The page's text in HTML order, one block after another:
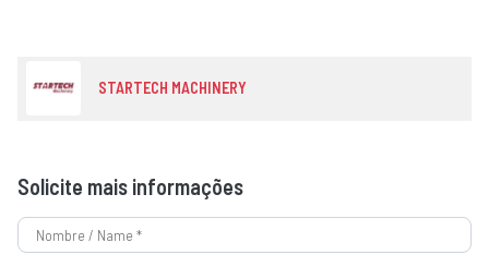
STARTECH MACHINERY
Solicite mais informações